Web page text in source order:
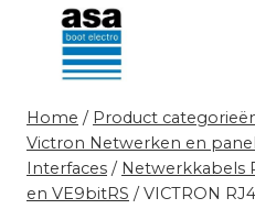
Doorgaan
inhoud
Home / Product
Victron Netwerken en
Interfaces / Netwerkkabels
en VE9bitRS / VICTRON